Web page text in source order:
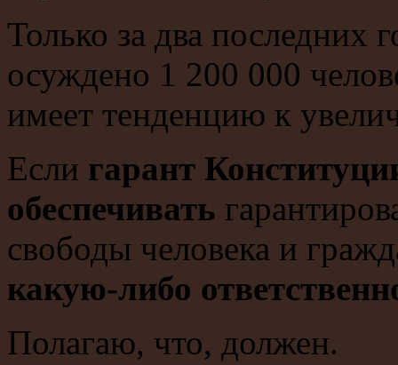
Только за два последних
осуждено 1 200 000
имеет тенденцию к
Если гарант
обеспечивать
свободы человека и
какую-либо
Полагаю, что, должен.